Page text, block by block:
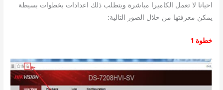
احيانا لا تعمل الكاميرا مباشرة ويتطلب ذلك اعدادات بخطوات بسيطة
يمكن معرفتها من خلال الصور التالية:
خطوة 1